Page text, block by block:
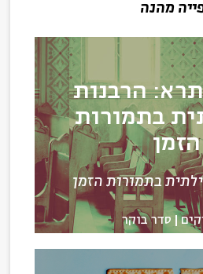
מהנה
הרבנות
בתמורות
הזמן
בתמורות הזמן
סדר בוקר